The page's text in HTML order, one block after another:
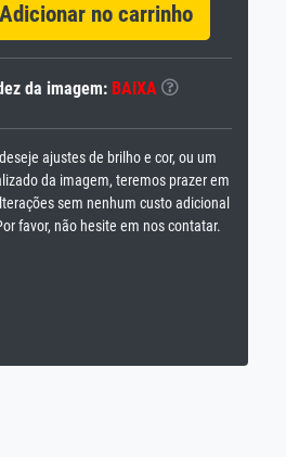
no carrinho
da imagem: BAIXA
ajustes de brilho e cor, ou um
da imagem, teremos prazer em
sem nenhum custo adicional
favor, não hesite em nos contatar.